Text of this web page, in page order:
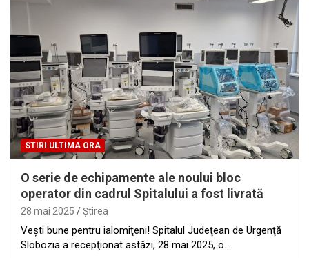
STIRI ULTIMA ORA
O serie de echipamente ale noului bloc
operator din cadrul Spitalului a fost livrată
28 mai 2025 Ştirea
Veşti bune pentru ialomiţeni! Spitalul Judeţean de Urgenţă
Slobozia a recepţionat astăzi, 28 mai 2025, o…